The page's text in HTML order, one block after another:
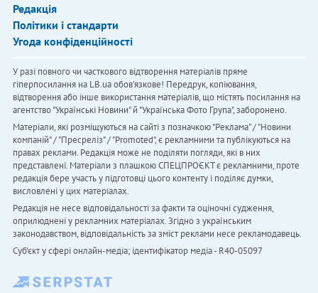
Редакція
Політики і стандарти
Угода конфіденційності
У разі повного чи часткового відтворення матеріалів пряме
гіперпосилання на LB.ua обов'язкове! Передрук, копіювання,
відтворення або інше використання матеріалів, що містять посилання на
агентство "Українськi Новини" й "Українська Фото Група", заборонено.
Матеріали, які розміщуються на сайті з позначкою "Реклама" / "Новини
компаній" / "Пресреліз" / "Promoted", є рекламними та публікуються на
правах реклами. Редакція може не поділяти погляди, які в них
представлені. Матеріали з плашкою СПЕЦПРОЄКТ є рекламними, проте
редакція бере участь у підготовці цього контенту і поділяє думки,
висловлені у цих матеріалах.
Редакція не несе відповідальності за факти та оціночні судження,
оприлюднені у рекламних матеріалах. Згідно з українським
законодавством, відповідальність за зміст реклами несе рекламодавець.
Cуб'єкт у сфері онлайн-медіа; ідентифікатор медіа - R40-05097